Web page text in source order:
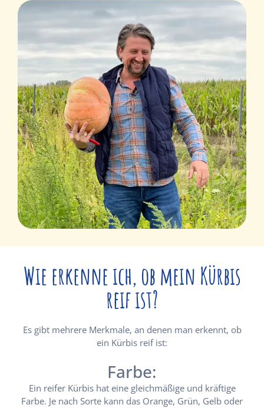
Wie erkenne ich, ob mein Kürbis
reif ist?
Es gibt mehrere Merkmale, an denen man erkennt, ob
ein Kürbis reif ist:
Farbe:
Ein reifer Kürbis hat eine gleichmäßige und kräftige
Farbe. Je nach Sorte kann das Orange, Grün, Gelb oder